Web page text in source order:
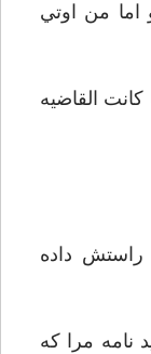
و اما من اوتي
کانت القاضيه
داده
نامه مرا که